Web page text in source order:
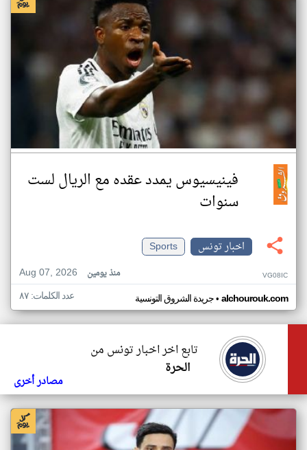
فينيسيوس يمدد عقده مع الريال لست
سنوات
اخبار تونس
Sports
Aug 07, 2026
منذ يومين VG08IC
جريدة الشروق التونسية• alchourouk.com عدد الكلمات: ٨٧
تابع اخر اخبار تونس من
الحرة
مصادر أخرى